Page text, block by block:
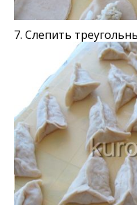
7. Слепить